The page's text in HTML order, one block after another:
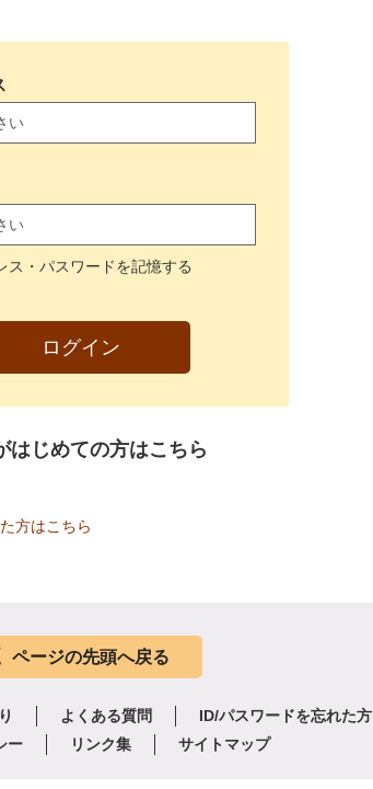
ス・パスワードを記憶する
ログイン
はじめての方はこちら
方はこちら
ページの先頭へ戻る
よくある質問 ID/パスワードを忘れた方
ー
リンク集 サイトマップ